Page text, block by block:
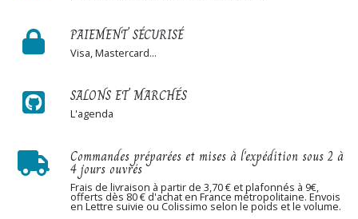
PAIEMENT SÉCURISÉ
Visa, Mastercard...
SALONS ET MARCHÉS
L'agenda
Commandes préparées et mises à l'expédition sous 2 à
4 jours ouvrés
Frais de livraison à partir de 3,70 € et plafonnés à 9€,
offerts dès 80 € d'achat en France métropolitaine. Envois
en Lettre suivie ou Colissimo selon le poids et le volume.
Panneau
150
Panneau